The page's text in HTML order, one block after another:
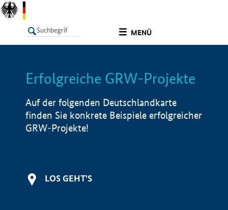
MENÜ
LISTE Info
Erfolgreiche GRW-Projekte
Auf der folgenden Deutschlandkarte
finden Sie konkrete Beispiele erfolgreicher
GRW-Projekte!
LOS GEHT'S